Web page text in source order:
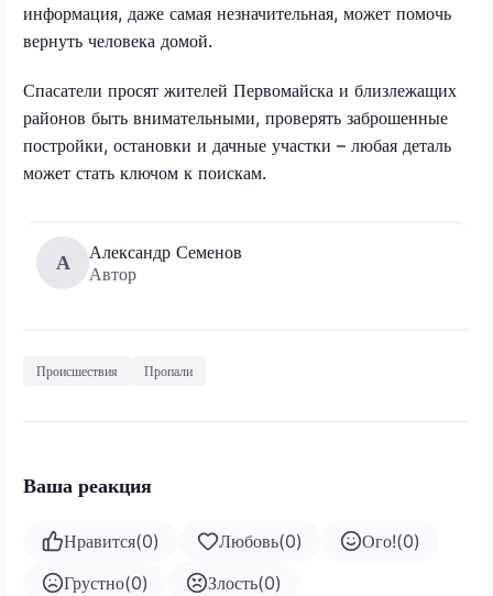
информация, даже самая незначительная, может помочь
вернуть человека домой.
Спасатели просят жителей Первомайска и близлежащих
районов быть внимательными, проверять заброшенные
постройки, остановки и дачные участки – любая деталь
может стать ключом к поискам.
А
Александр Семенов
Автор
Происшествия Пропали
Ваша реакция
Нравится(0) Любовь(0) Ого!(0)
Грустно(0) Злость(0)